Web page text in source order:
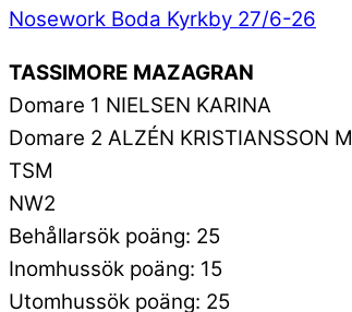
Nosework Boda Kyrkby 27/6-26
TASSIMORE MAZAGRAN
Domare 1 NIELSEN KARINA
Domare 2 ALZÉN KRISTIANSSON M
TSM
NW2
Behållarsök poäng: 25
Inomhussök poäng: 15
Utomhussök poäng: 25